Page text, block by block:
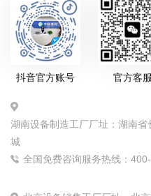
抖音官方账号 官方客服
湖南设备制造工厂厂址：湖南
城
全国免费咨询服务热线：